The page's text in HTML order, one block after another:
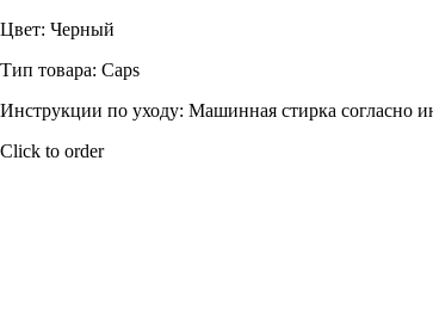
Цвет: Черный
Тип товара: Caps
Инструкции по уходу: Машинная стирка согласно
Click to order